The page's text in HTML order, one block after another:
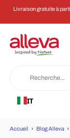
Livraison gratuite à
IT
Accueil › Blog Alleva ›